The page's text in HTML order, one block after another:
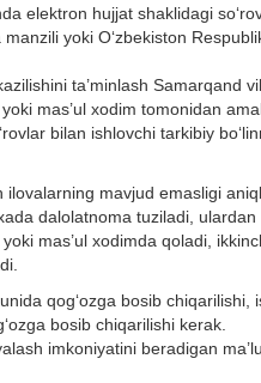
elektron hujjat shaklidagi
yoki О‘zbekiston
ta’minlash Samarqand
mas’ul xodim tomonidan
bilan ishlovchi tarkibiy
ilovalarning mavjud emasligi
dalolatnoma tuziladi,
mas’ul xodimda qoladi,
qog‘ozga bosib
bosib chiqarilishi kerak.
imkoniyatini beradigan